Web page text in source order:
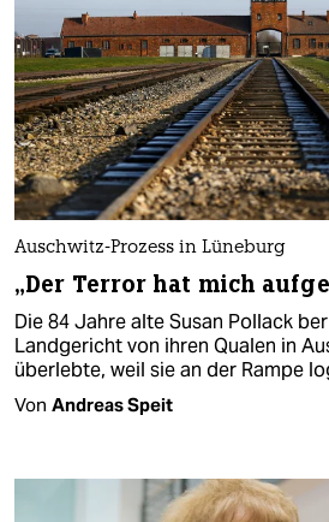
Auschwitz-Prozess in Lüneburg
„Der Terror hat mich
Die 84 Jahre alte Susan Pollack
Landgericht von ihren Qualen in
überlebte, weil sie an der Rampe
Von Andreas Speit